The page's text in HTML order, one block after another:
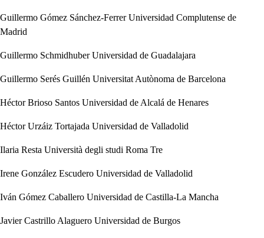
Guillermo Gómez Sánchez-Ferrer Universidad Complutense de
Madrid
Guillermo Schmidhuber Universidad de Guadalajara
Guillermo Serés Guillén Universitat Autònoma de Barcelona
Héctor Brioso Santos Universidad de Alcalá de Henares
Héctor Urzáiz Tortajada Universidad de Valladolid
Ilaria Resta Università degli studi Roma Tre
Irene González Escudero Universidad de Valladolid
Iván Gómez Caballero Universidad de Castilla-La Mancha
Javier Castrillo Alaguero Universidad de Burgos